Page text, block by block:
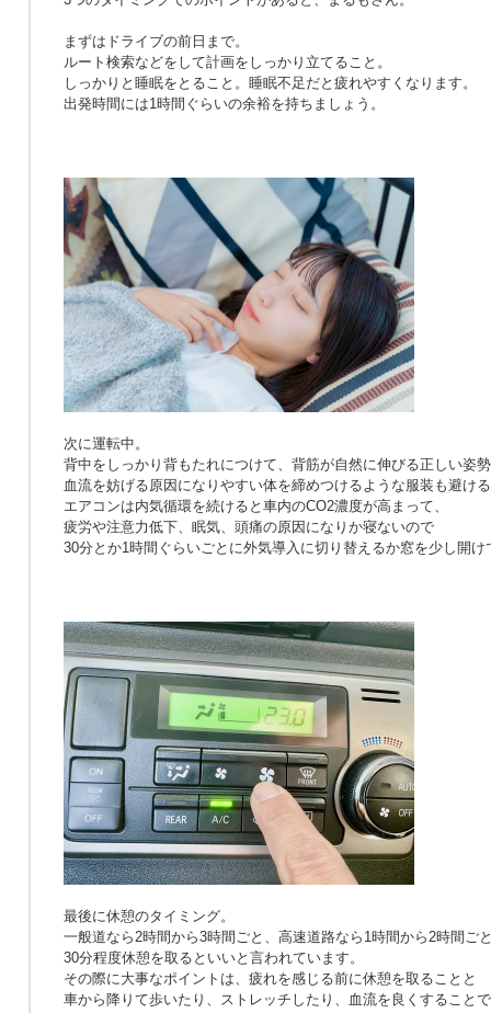
まずはドライブの前日まで。
ルート検索などをして計画をしっかり立てること。
しっかりと睡眠をとること。睡眠不足だと疲れやすくなります。
出発時間には1時間ぐらいの余裕を持ちましょう。
次に運転中。
背中をしっかり背もたれにつけて、背筋が自然に伸びる正しい姿
血流を妨げる原因になりやすい体を締めつけるような服装も避け
エアコンは内気循環を続けると車内のCO2濃度が高まって、
疲労や注意力低下、眠気、頭痛の原因になりか寝ないので
30分とか1時間ぐらいごとに外気導入に切り替えるか窓を少し開け
最後に休憩のタイミング。
一般道なら2時間から3時間ごと、高速道路なら1時間から2時間ご
30分程度休憩を取るといいと言われています。
その際に大事なポイントは、疲れを感じる前に休憩を取ることと
車から降りて歩いたり、ストレッチしたり、血流を良くすること